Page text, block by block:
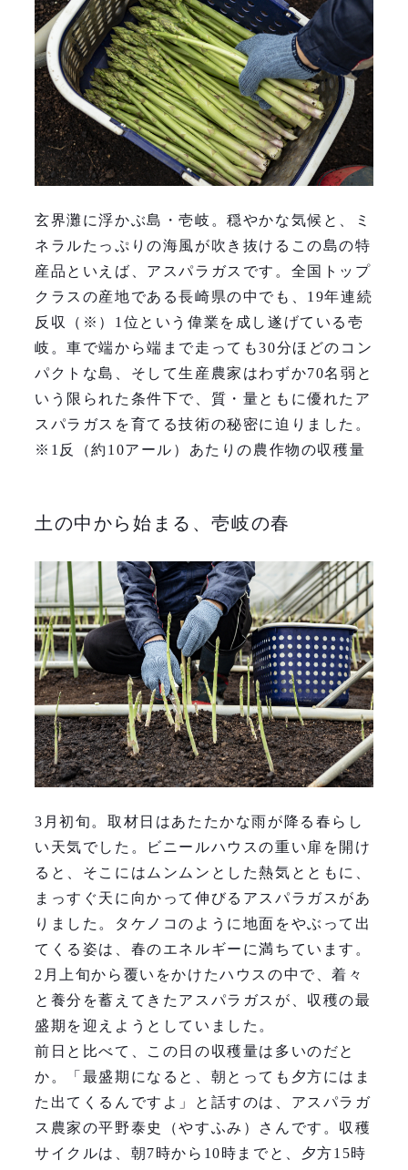
玄界灘に浮かぶ島・壱岐。穏やかな気候と、ミ
ネラルたっぷりの海風が吹き抜けるこの島の特
産品といえば、アスパラガスです。全国トップ
クラスの産地である長崎県の中でも、19年連続
反収（※）1位という偉業を成し遂げている壱
岐。車で端から端まで走っても30分ほどのコン
パクトな島、そして生産農家はわずか70名弱と
いう限られた条件下で、質・量ともに優れたア
スパラガスを育てる技術の秘密に迫りました。
※1反（約10アール）あたりの農作物の収穫量
土の中から始まる、壱岐の春
3月初旬。取材日はあたたかな雨が降る春らし
い天気でした。ビニールハウスの重い扉を開け
ると、そこにはムンムンとした熱気とともに、
まっすぐ天に向かって伸びるアスパラガスがあ
りました。タケノコのように地面をやぶって出
てくる姿は、春のエネルギーに満ちています。
2月上旬から覆いをかけたハウスの中で、着々
と養分を蓄えてきたアスパラガスが、収穫の最
盛期を迎えようとしていました。
前日と比べて、この日の収穫量は多いのだと
か。「最盛期になると、朝とっても夕方にはま
た出てくるんですよ」と話すのは、アスパラガ
ス農家の平野泰史（やすふみ）さんです。収穫
サイクルは、朝7時から10時までと、夕方15時